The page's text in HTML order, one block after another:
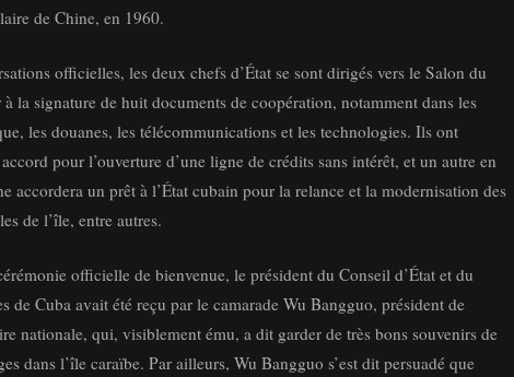
de Chine, en 1960.
officielles, les deux chefs d’État se sont dirigés vers le Salon du
la signature de huit documents de coopération, notamment dans les
les douanes, les télécommunications et les technologies. Ils ont
pour l’ouverture d’une ligne de crédits sans intérêt, et un autre en
accordera un prêt à l’État cubain pour la relance et la modernisation des
de l’île, entre autres.
officielle de bienvenue, le président du Conseil d’État et du
de Cuba avait été reçu par le camarade Wu Bangguo, président de
nationale, qui, visiblement ému, a dit garder de très bons souvenirs de
dans l’île caraïbe. Par ailleurs, Wu Bangguo s’est dit persuadé que